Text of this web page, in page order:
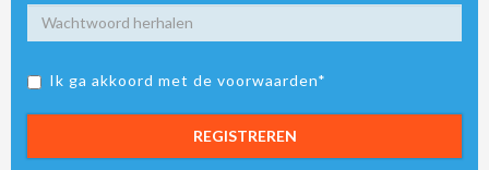
Ik ga akkoord met de voorwaarden*
REGISTREREN